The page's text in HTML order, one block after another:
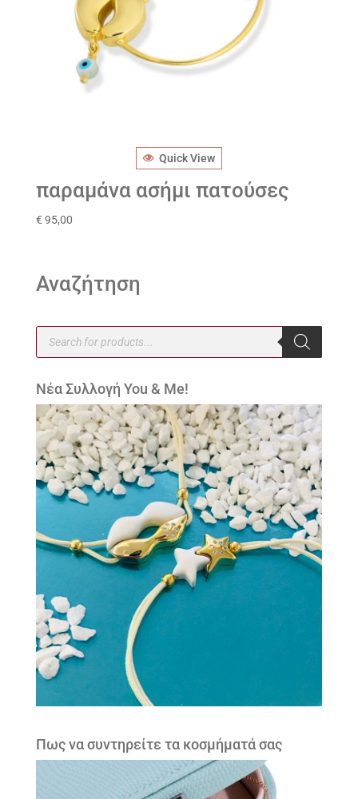
Quick View
παραμάνα ασήμι πατούσες
€ 95,00
Αναζήτηση
Products
search
Νέα Συλλογή You & Me!
Πως να συντηρείτε τα κοσμήματά σας